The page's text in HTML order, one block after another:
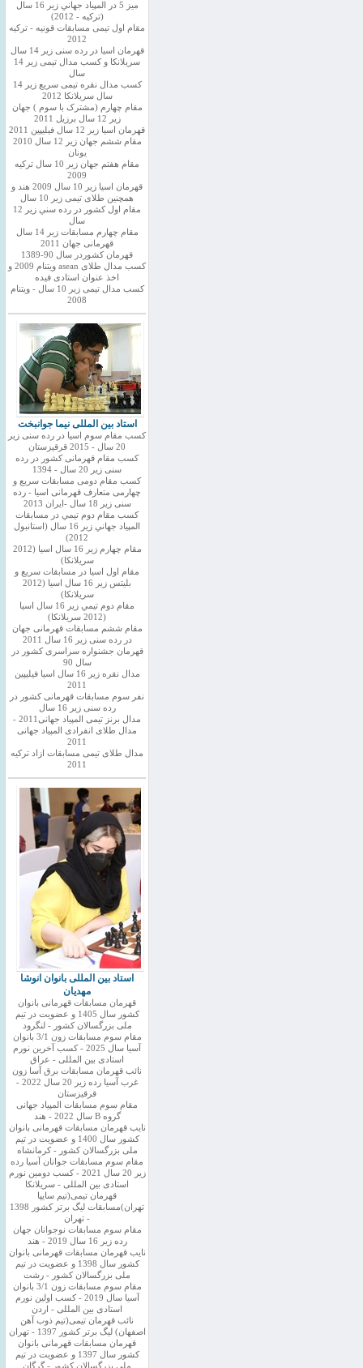
ميز 5 در المپياد جهاني زير 16 سال
(تركيه - 2012)
مقام اول تیمی مسابقات قونیه - ترکیه
2012
قهرمان اسیا در رده سنی زیر 14 سال
سريلانكا و کسب مدال تیمی زیر 14
سال
کسب مدال نقره تیمی سریع زیر 14
سال سریلانکا 2012
مقام چهارم (مشترک با سوم ) جهان
زیر 12 سال برزیل 2011
قهرمان اسيا زير 12 سال فیلیپین 2011
مقام ششم جهان زیر 12 سال 2010
یونان
مقام هفتم جهان زیر 10 سال ترکیه
2009
قهرمان اسيا زیر 10 سال 2009 هند و
همچنین طلای تیمی زیر 10 سال
مقام اول كشور در رده سني زير 12
سال
مقام چهارم مسابقات زیر 14 سال
قهرمانی جهان 2011
قهرمان کشوردر سال 90-1389
کسب مدال طلای asean ویتنام 2009 و
اخذ عنوان استادی فیده
کسب مدال تیمی زیر 10 سال - ویتنام
2008
استاد بین المللی نیما جوانبخت
کسب مقام سوم اسیا در رده سنی زیر
20 سال - 2015 قرقیزستان
کسب مقام قهرمانی کشور در رده
سنی زیر 20 سال - 1394
کسب مقام دومی مسابقات سریع و
چهارمی متعارف قهرمانی اسیا - رده
سنی زیر 18 سال -ایران 2013
كسب مقام دوم تيمي در مسابقات
المپياد جهاني زير 16 سال (استانبول
2012)
مقام چهارم زير 16 سال اسيا (2012
سريلانكا)
مقام اول اسيا در مسابقات سريع و
بليتس زير 16 سال اسيا (2012
سريلانكا)
مقام دوم تيمي زير 16 سال اسيا
(2012 سريلانكا)
مقام ششم مسابقات قهرمانی جهان
در رده سنی زیر 16 سال 2011
قهرمان جشنواره سراسری کشور در
سال 90
مدال نقره زیر 16 سال اسیا فیلیپین
2011
نفر سوم مسابقات قهرمانی کشور در
رده سنی زیر 16 سال
مدال برنز تیمی المپیاد جهانی2011 -
مدال طلای انفرادی المپیاد جهانی
2011
مدال طلای تیمی مسابقات ازاد ترکیه
2011
استاد بین المللی بانوان انوشا
مهدیان
قهرمان مسابقات قهرمانی بانوان
کشور سال 1405 و عضویت در تیم
ملی بزرگسالان کشور - لنگرود
مقام سوم مسابقات زون 3/1 بانوان
آسیا سال 2025 - کسب آخرین نورم
استادی بین المللی - عراق
نائب قهرمان مسابقات برق آسا زون
غرب آسیا رده زیر 20 سال 2022 -
قرقیزستان
مقام سوم مسابقات المپیاد جهانی
گروه B سال 2022 - هند
نایب قهرمان مسابقات قهرمانی بانوان
کشور سال 1400 و عضویت در تیم
ملی بزرگسالان کشور - کرمانشاه
مقام سوم مسابقات جوانان آسیا رده
زیر 20 سال 2021 - کسب دومین نورم
استادی بین المللی - سریلانکا
قهرمان تیمی(تیم سایپا
تهران)مسابقات لیگ برتر کشور 1398
- تهران
مقام سوم مسابقات نوجوانان جهان
رده زیر 16 سال 2019 - هند
نایب قهرمان مسابقات قهرمانی بانوان
کشور سال 1398 و عضویت در تیم
ملی بزرگسالان کشور - رشت
مقام سوم مسابقات زون 3/1 بانوان
آسیا سال 2019 - کسب اولین نورم
استادی بین المللی - اردن
نائب قهرمان تیمی(تیم ذوب آهن
اصفهان) لیگ برتر کشور 1397 - تهران
قهرمان مسابقات قهرمانی بانوان
کشور سال 1397 و عضویت در تیم
ملی بزرگسالان کشور - گرگان